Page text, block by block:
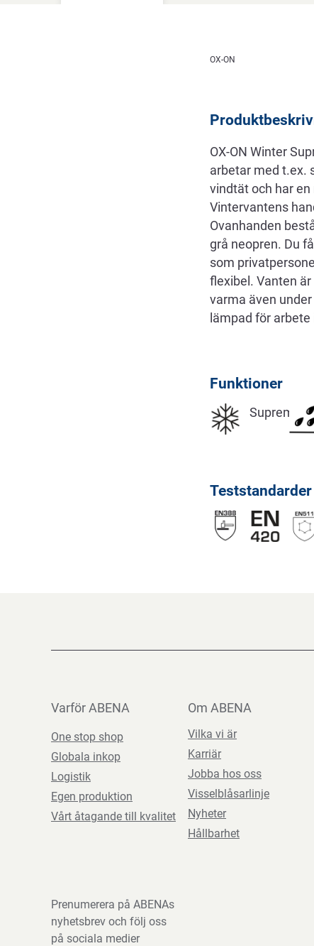
Beskrivning
OX-ON
OX-ON Winter
arbetar med t.ex.
vindtät och har
Vintervantens
Ovanhanden
grå neopren. Du
som
flexibel. Vanten
varma även
lämpad för arbete
Funktioner
Supreme
Teststandarder
Varför ABENA
One stop shop
Globala inkop
Logistik
Egen produktion
Vårt åtagande till kvalitet
Om ABENA
Vilka vi är
Karriär
Jobba hos oss
Visselblåsarlinje
Nyheter
Hållbarhet
Prenumerera på ABENAs
nyhetsbrev och följ oss
på sociala medier